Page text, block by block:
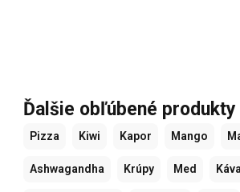
Ďalšie obľúbené produkty
Pizza Kiwi Kapor Mango
Ashwagandha Krúpy Med Káva